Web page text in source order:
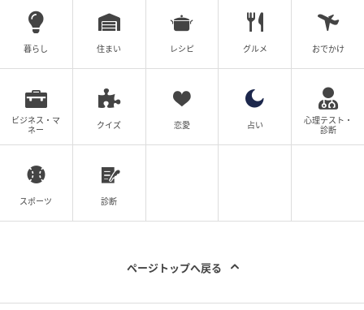
れています。
さらに、プログラムの導入は園の特色づくりや保育士
のリフレッシュ・研修効果にもつながります。
2026年度の活動拡大に伴い、新たにプログラムを実施
するパートナー園を募集しています。
現役アーティストの指導を通じて、子どもたちの非認
暮らし 住まい レシピ グルメ おでかけ
ビジネス・マ
ネー
クイズ 恋愛 占い
心理テスト・
診断
スポーツ 診断
ページトップへ戻る